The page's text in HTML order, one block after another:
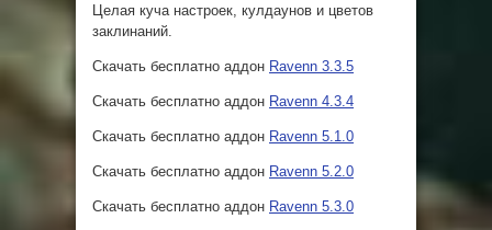
Целая куча настроек, кулдаунов и цветов
заклинаний.
Скачать бесплатно аддон Ravenn 3.3.5
Скачать бесплатно аддон Ravenn 4.3.4
Скачать бесплатно аддон Ravenn 5.1.0
Скачать бесплатно аддон Ravenn 5.2.0
Скачать бесплатно аддон Ravenn 5.3.0